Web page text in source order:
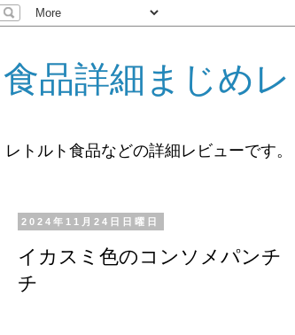
食品詳細まじめ
レトルト食品などの詳細レビューです。
2024年11月24日日曜日
イカスミ色のコンソメパン
チ